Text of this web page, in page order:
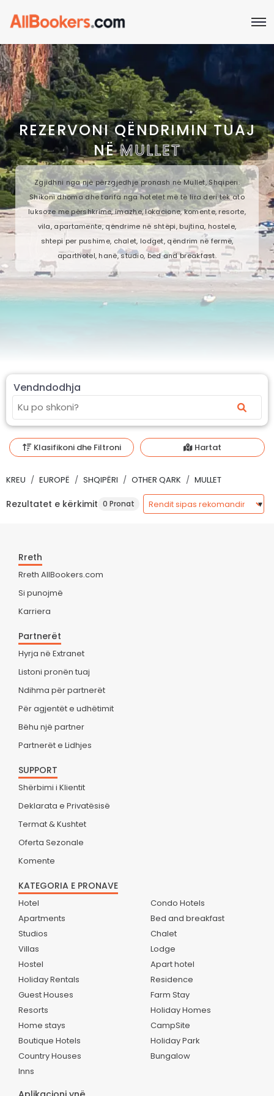
REZERVONI QËNDRIMIN TUAJ
NËMULLET
Zgjidhni nga një përzgjedhje pronash në Mullet, Shqipëri.
Shikoni dhoma dhe tarifa nga hotelet më të lira deri tek ato
luksoze me përshkrime, imazhe, lokacione, komente, resorte,
vila, apartamente, qëndrime në shtëpi, bujtina, hostele,
shtepi per pushime, chalet, lodget, qëndrim në fermë,
aparthotel, hanë, studio, bed and breakfast.
Vendndodhja
Klasifikoni dhe Filtroni Hartat
KREU EUROPË SHQIPËRI OTHER QARK MULLET
Rezultatet e kërkimit 0 Pronat
Rreth
Rreth AllBookers.com
Si punojmë
Karriera
Partnerët
Hyrja në Extranet
Listoni pronën tuaj
Ndihma për partnerët
Për agjentët e udhëtimit
Bëhu një partner
Partnerët e Lidhjes
SUPPORT
Shërbimi i Klientit
Deklarata e Privatësisë
Termat & Kushtet
Oferta Sezonale
Komente
KATEGORIA E PRONAVE
Hotel
Apartments
Studios
Villas
Hostel
Holiday Rentals
Guest Houses
Resorts
Home stays
Boutique Hotels
Country Houses
Inns
Condo Hotels
Bed and breakfast
Chalet
Lodge
Apart hotel
Residence
Farm Stay
Holiday Homes
CampSite
Holiday Park
Bungalow